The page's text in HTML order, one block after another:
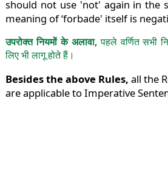
should not use 'not' again in the
meaning of ‘forbade' itself is
उपरोक्त नियमों के अलावा,पहले वर्णित सभी
लिए भी लागू होते हैं।
Besides the above Rules, all the
are applicable to Imperative